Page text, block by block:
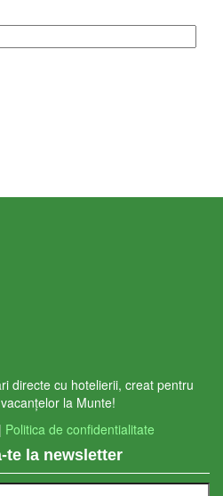
directe cu hotelierii, creat pentru
la Munte!
| Politica de confidentialitate
te la newsletter